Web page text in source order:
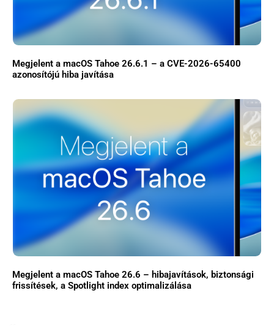
Megjelent a macOS Tahoe 26.6.1 – a CVE-2026-65400
azonosítójú hiba javítása
Megjelent a macOS Tahoe 26.6 – hibajavítások, biztonsági
frissítések, a Spotlight index optimalizálása